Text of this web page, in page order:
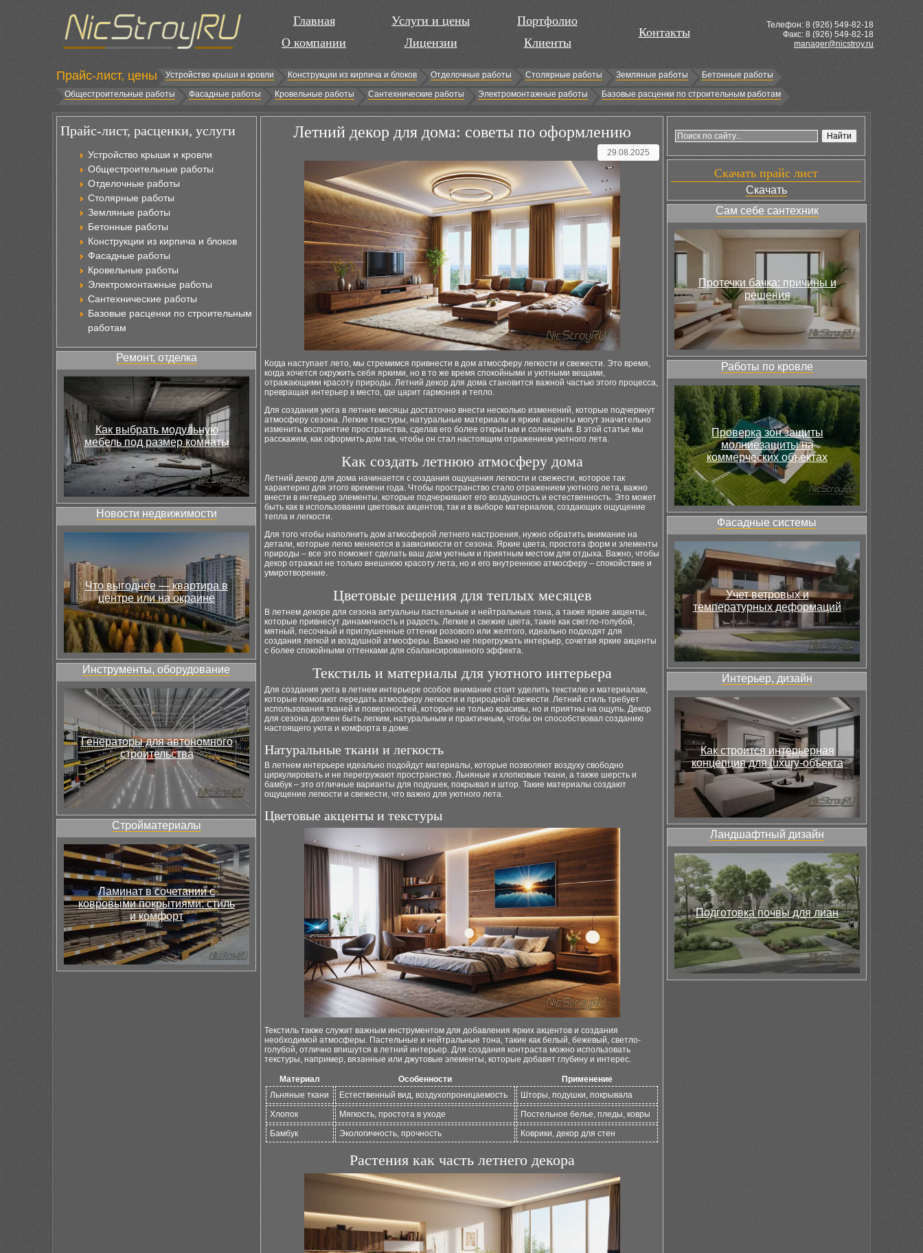
Главная
О компании
Услуги и цены
Лицензии
Портфолио
Клиенты
Контакты
Телефон: 8 (926) 549-82-18
Факс: 8 (926) 549-82-18
manager@nicstroy.ru
Прайс-лист, цены Устройство крыши и кровли Конструкции из кирпича и блоков Отделочные работы Столярные работы Земляные работы
Бетонные работы
Общестроительные работы
Фасадные работы Кровельные работы Сантехнические работы Электромонтажные работы Базовые расценки по строительным работам
Прайс-лист, расценки, услуги
Устройство крыши и кровли
Общестроительные работы
Отделочные работы
Столярные работы
Земляные работы
Бетонные работы
Конструкции из кирпича и блоков
Фасадные работы
Кровельные работы
Электромонтажные работы
Сантехнические работы
Базовые расценки по строительным
работам
Ремонт, отделка
Как выбрать модульную
мебель под размер комнаты
Новости недвижимости
Что выгоднее — квартира в
центре или на окраине
Инструменты, оборудование
Генераторы для автономного
строительства
Стройматериалы
Ламинат в сочетании с
ковровыми покрытиями: стиль
и комфорт
Летний декор для дома: советы по оформлению
29.08.2025
Когда наступает лето, мы стремимся привнести в дом атмосферу легкости и свежести. Это время,
когда хочется окружить себя яркими, но в то же время спокойными и уютными вещами,
отражающими красоту природы. Летний декор для дома становится важной частью этого процесса,
превращая интерьер в место, где царит гармония и тепло.
Для создания уюта в летние месяцы достаточно внести несколько изменений, которые подчеркнут
атмосферу сезона. Легкие текстуры, натуральные материалы и яркие акценты могут значительно
изменить восприятие пространства, сделав его более открытым и солнечным. В этой статье мы
расскажем, как оформить дом так, чтобы он стал настоящим отражением уютного лета.
Как создать летнюю атмосферу дома
Летний декор для дома начинается с создания ощущения легкости и свежести, которое так
характерно для этого времени года. Чтобы пространство стало отражением уютного лета, важно
внести в интерьер элементы, которые подчеркивают его воздушность и естественность. Это может
быть как в использовании цветовых акцентов, так и в выборе материалов, создающих ощущение
тепла и легкости.
Для того чтобы наполнить дом атмосферой летнего настроения, нужно обратить внимание на
детали, которые легко меняются в зависимости от сезона. Яркие цвета, простота форм и элементы
природы – все это поможет сделать ваш дом уютным и приятным местом для отдыха. Важно, чтобы
декор отражал не только внешнюю красоту лета, но и его внутреннюю атмосферу – спокойствие и
умиротворение.
Цветовые решения для теплых месяцев
В летнем декоре для сезона актуальны пастельные и нейтральные тона, а также яркие акценты,
которые привнесут динамичность и радость. Легкие и свежие цвета, такие как светло-голубой,
мятный, песочный и приглушенные оттенки розового или желтого, идеально подходят для
создания легкой и воздушной атмосферы. Важно не перегружать интерьер, сочетая яркие акценты
с более спокойными оттенками для сбалансированного эффекта.
Текстиль и материалы для уютного интерьера
Для создания уюта в летнем интерьере особое внимание стоит уделить текстилю и материалам,
которые помогают передать атмосферу легкости и природной свежести. Летний стиль требует
использования тканей и поверхностей, которые не только красивы, но и приятны на ощупь. Декор
для сезона должен быть легким, натуральным и практичным, чтобы он способствовал созданию
настоящего уюта и комфорта в доме.
Натуральные ткани и легкость
В летнем интерьере идеально подойдут материалы, которые позволяют воздуху свободно
циркулировать и не перегружают пространство. Льняные и хлопковые ткани, а также шерсть и
бамбук – это отличные варианты для подушек, покрывал и штор. Такие материалы создают
ощущение легкости и свежести, что важно для уютного лета.
Цветовые акценты и текстуры
Текстиль также служит важным инструментом для добавления ярких акцентов и создания
необходимой атмосферы. Пастельные и нейтральные тона, такие как белый, бежевый, светло-
голубой, отлично впишутся в летний интерьер. Для создания контраста можно использовать
текстуры, например, вязанные или джутовые элементы, которые добавят глубину и интерес.
Материал Особенности
Применение
Льняные ткани
Естественный вид, воздухопроницаемость
Шторы, подушки, покрывала
Хлопок
Мягкость, простота в уходе
Постельное белье, пледы, ковры
Бамбук
Экологичность, прочность Коврики, декор для стен
Растения как часть летнего декора
Скачать прайс лист
Скачать
Сам себе сантехник
Протечки бачка: причины и
решения
Работы по кровле
Проверка зон защиты
молниезащиты на
коммерческих объектах
Фасадные системы
Учет ветровых и
температурных деформаций
Интерьер, дизайн
Как строится интерьерная
концепция для luxury-объекта
Ландшафтный дизайн
Подготовка почвы для лиан